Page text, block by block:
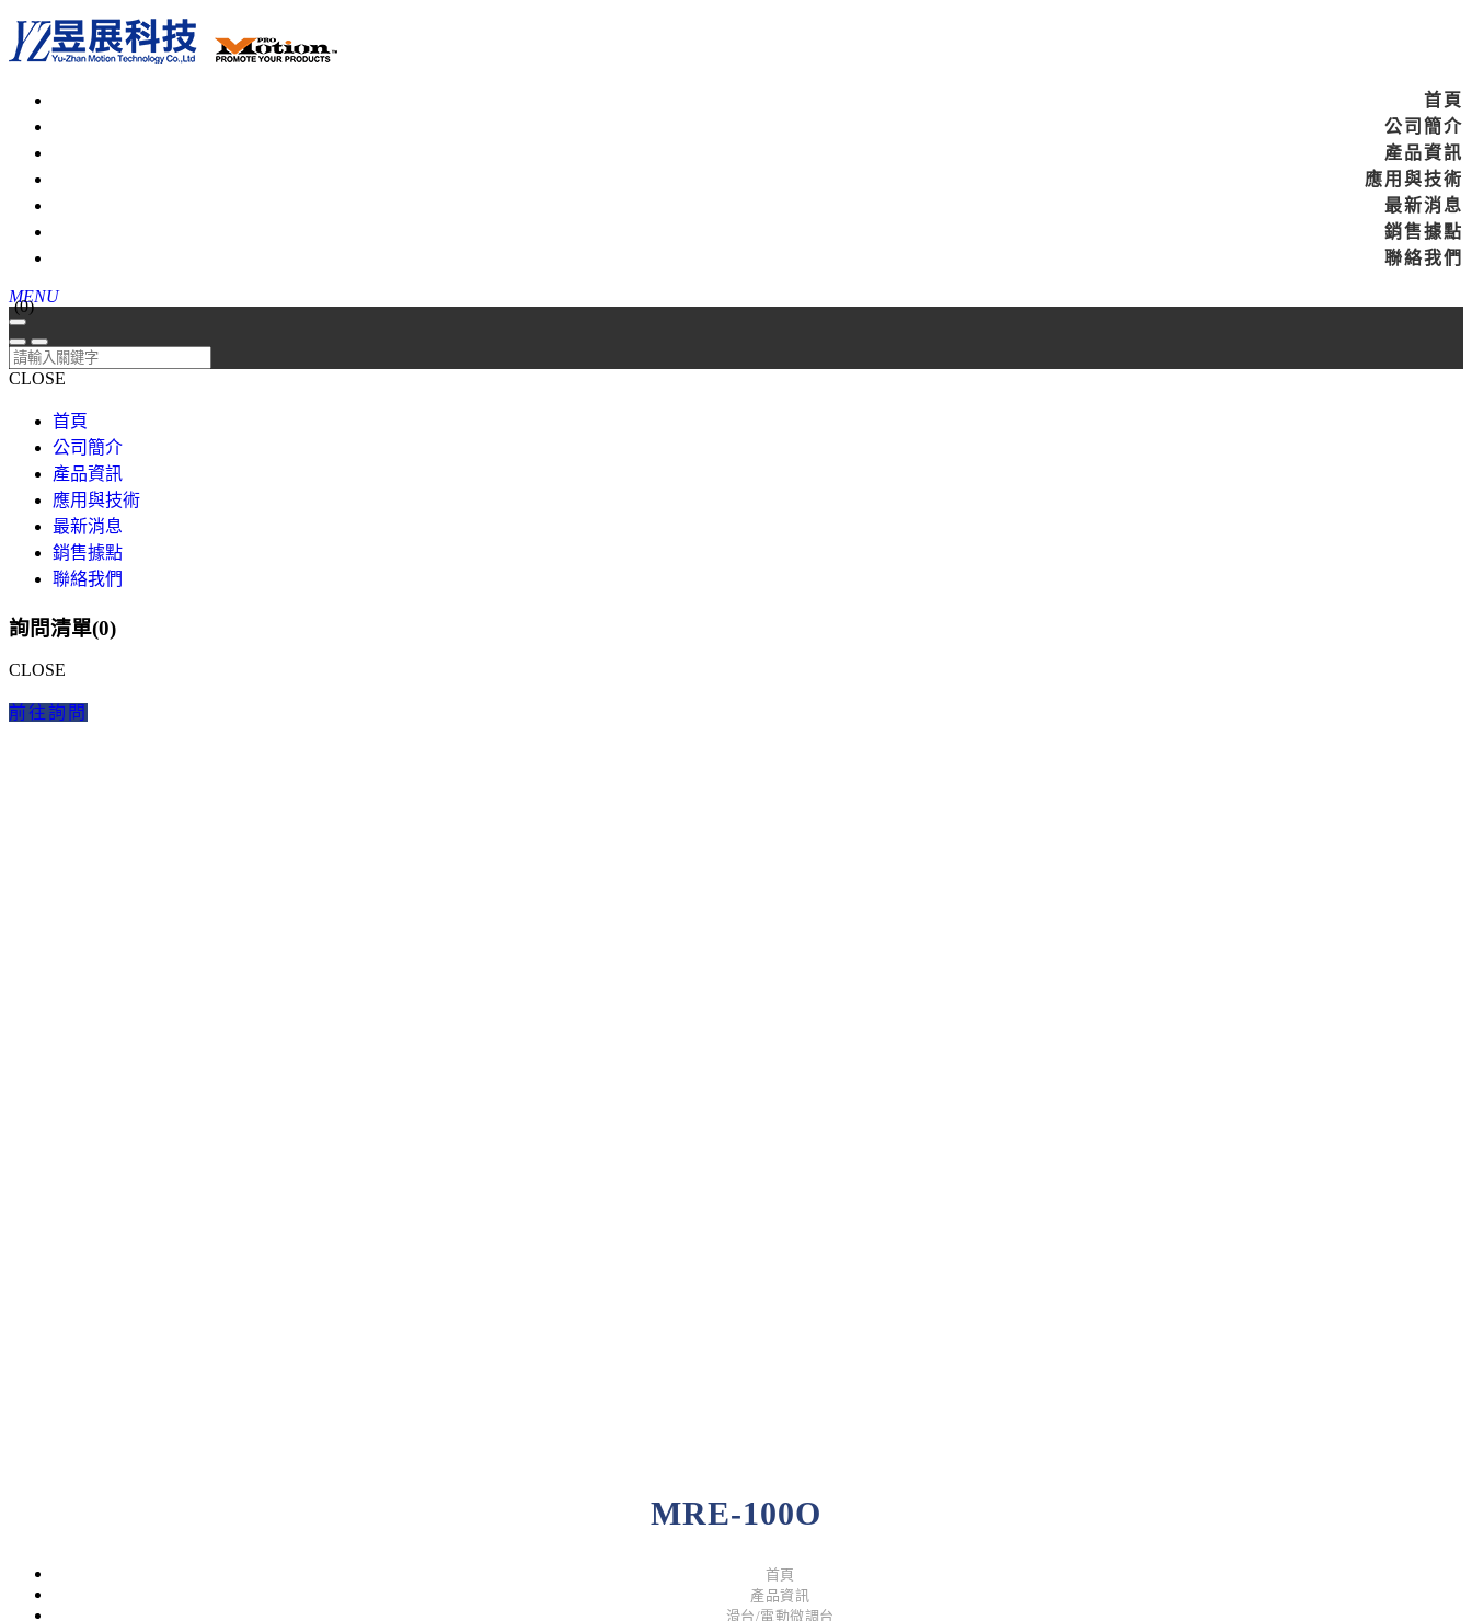
首頁
公司簡介
產品資訊
應用與技術
最新消息
銷售據點
聯絡我們
MENU
(0)
CLOSE
首頁
公司簡介
產品資訊
應用與技術
最新消息
銷售據點
聯絡我們
詢問清單(0)
CLOSE
前往詢問
MRE-100O
首頁
產品資訊
滑台/電動微調台